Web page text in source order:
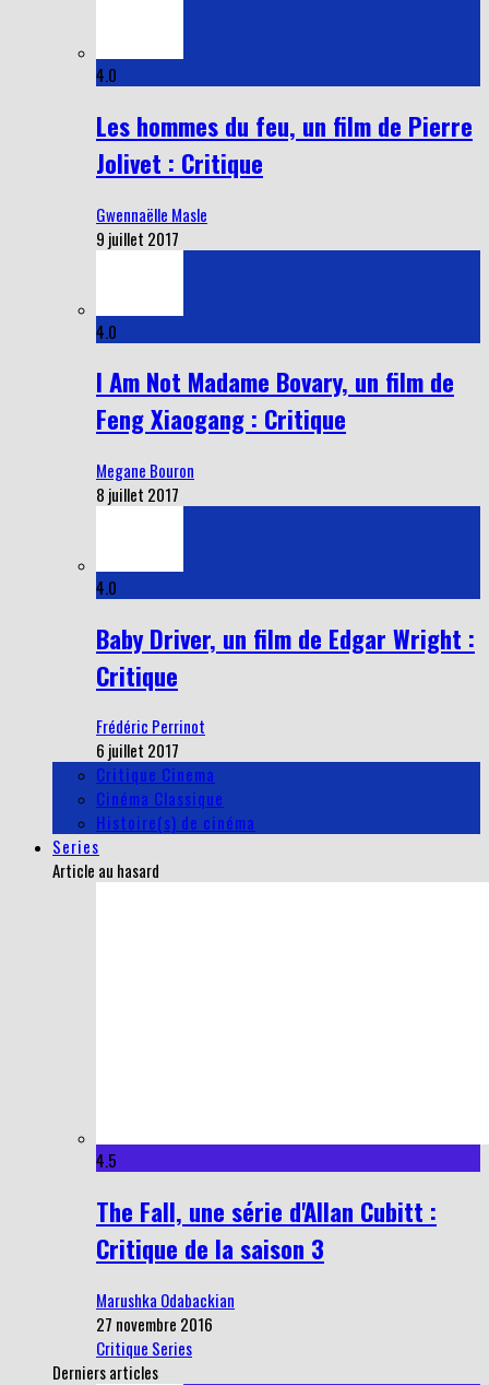
4.0
Les hommes du feu, un film de Pierre
Jolivet : Critique
Gwennaëlle Masle
9 juillet 2017
4.0
I Am Not Madame Bovary, un film de
Feng Xiaogang : Critique
Megane Bouron
8 juillet 2017
4.0
Baby Driver, un film de Edgar Wright :
Critique
Frédéric Perrinot
6 juillet 2017
Critique Cinema
Cinéma Classique
Histoire(s) de cinéma
Series
Article au hasard
4.5
The Fall, une série d'Allan Cubitt :
Critique de la saison 3
Marushka Odabackian
27 novembre 2016
Critique Series
Derniers articles